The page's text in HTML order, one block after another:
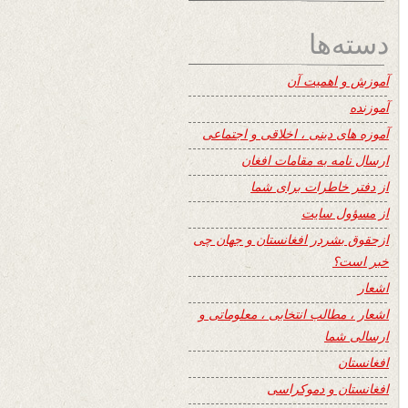
دسته‌ها
آموزش و اهمیت آن
آموزنده
آموزه های دینی ، اخلاقی و اجتماعی
ارسال نامه به مقامات افغان
از دفتر خاطرات برای شما
از مسؤول سایت
ازحقوق بشردر افغانستان و جهان چی
خبر است؟
اشعار
اشعار ، مطالب انتخابی ، معلوماتی و
ارسالی شما
افغانستان
افغانستان و دموکراسی